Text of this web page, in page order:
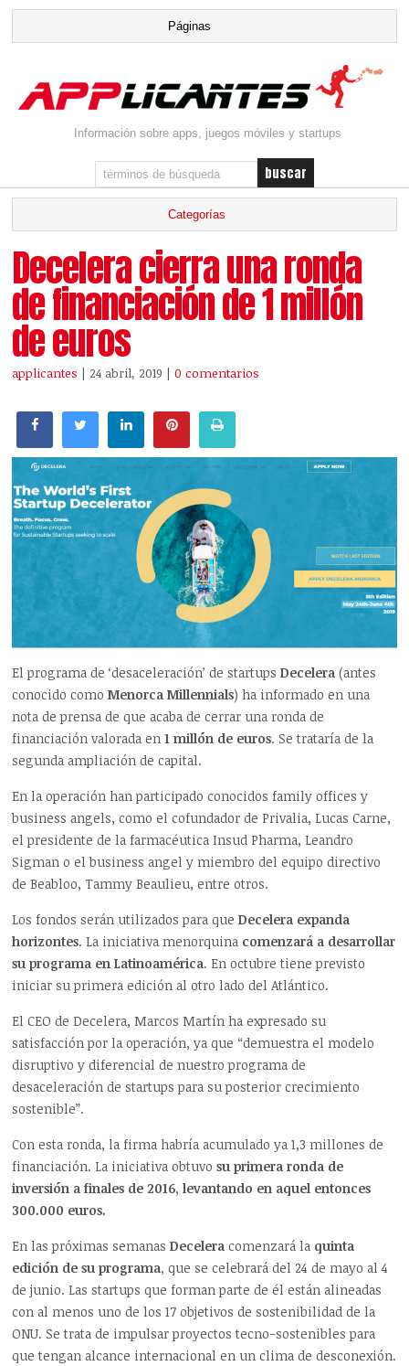
Información sobre apps, juegos móviles y startups
Decelera cierra una ronda
de financiación de 1 millón
de euros
applicantes | 24 abril, 2019 |0 comentarios
El programa de ‘desaceleración’ de startupsDecelera (antes
conocido comoMenorca Millennials) ha informado en una
nota de prensa de que acaba de cerrar una ronda de
financiación valorada en1 millón de euros. Se trataría de la
segunda ampliación de capital.
En la operación han participado conocidos family offices y
business angels, como el cofundador de Privalia, Lucas Carne,
el presidente de la farmacéutica Insud Pharma, Leandro
Sigman o el business angel y miembro del equipo directivo
de Beabloo, Tammy Beaulieu, entre otros.
Los fondos serán utilizados para queDecelera expanda
horizontes. La iniciativa menorquina comenzará a desarrollar
su programa en Latinoamérica. En octubre tiene previsto
iniciar su primera edición al otro lado del Atlántico.
El CEO de Decelera, Marcos Martín ha expresado su
satisfacción por la operación, ya que “demuestra el modelo
disruptivo y diferencial de nuestro programa de
desaceleración de startups para su posterior crecimiento
sostenible”.
Con esta ronda, la firma habría acumulado ya 1,3 millones de
financiación. La iniciativa obtuvosu primera ronda de
inversión a finales de 2016, levantando en aquel entonces
300.000 euros.
En las próximas semanasDecelera comenzará la quinta
edición de su programa, que se celebrará del 24 de mayo al 4
de junio. Las startups que forman parte de él están alineadas
con al menos uno de los 17 objetivos de sostenibilidad de la
ONU. Se trata de impulsar proyectos tecno-sostenibles para
que tengan alcance internacional en un clima de desconexión.